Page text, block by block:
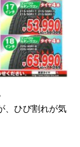
、ひび割れが気